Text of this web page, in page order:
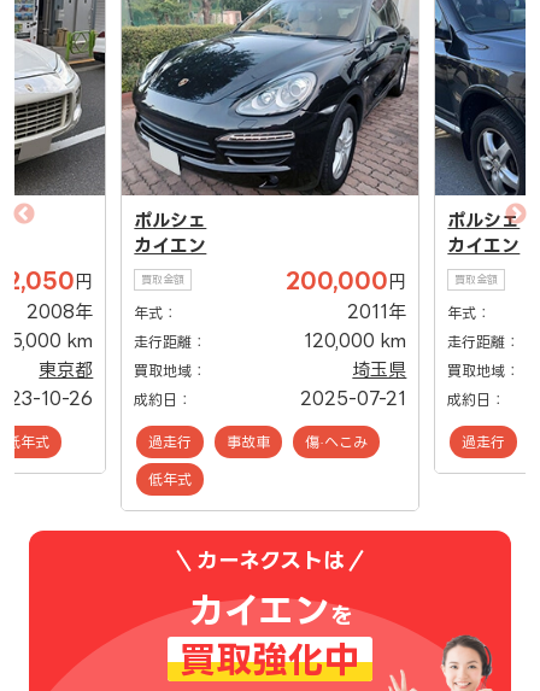
円
2008年
km
東京都
10-26
低年式
ポルシェ
カイエン
買取金額 200,000 円
年式： 2011年
走行距離： 120,000 km
買取地域： 埼玉県
成約日： 2025-07-21
過走行 事故車 傷·へこみ
低年式
ポルシェ
カイエン
買取金額
年式：
走行距離：
買取地域：
成約日：
過走行
カーネクストは
カイエンを
買取強化中